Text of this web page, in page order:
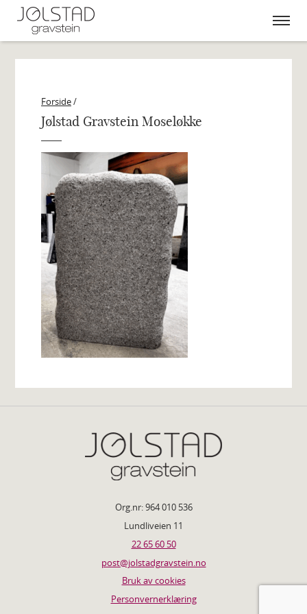
content
Forside/
Jølstad Gravstein Moseløkke
Org.nr: 964 010 536
Lundliveien 11
22 65 60 50
post@jolstadgravstein.no
Bruk av cookies
Personvernerklæring